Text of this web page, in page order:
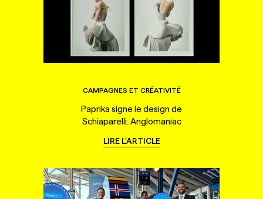
CAMPAGNES ET CRÉATIVITÉ
Paprika signe le design de
Schiaparelli: Anglomaniac
LIRE L'ARTICLE